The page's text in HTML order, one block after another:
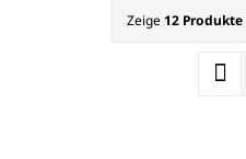
Zeige 12 Produkte